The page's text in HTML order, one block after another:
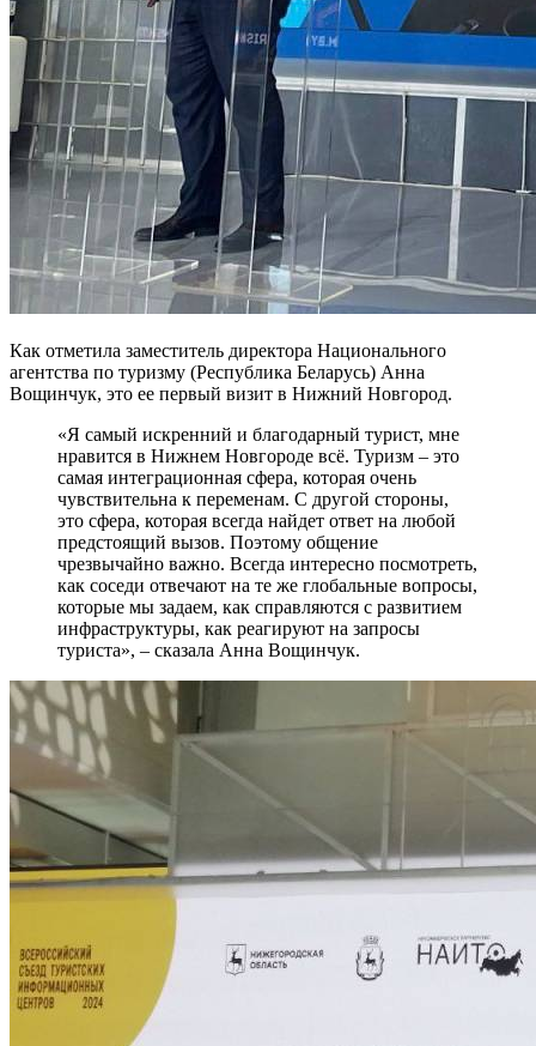
Как отметила заместитель директора Национального
агентства по туризму (Республика Беларусь) Анна
Вощинчук, это ее первый визит в Нижний Новгород.
«Я самый искренний и благодарный турист, мне
нравится в Нижнем Новгороде всё. Туризм – это
самая интеграционная сфера, которая очень
чувствительна к переменам. С другой стороны,
это сфера, которая всегда найдет ответ на любой
предстоящий вызов. Поэтому общение
чрезвычайно важно. Всегда интересно посмотреть,
как соседи отвечают на те же глобальные вопросы,
которые мы задаем, как справляются с развитием
инфраструктуры, как реагируют на запросы
туриста», – сказала Анна Вощинчук.